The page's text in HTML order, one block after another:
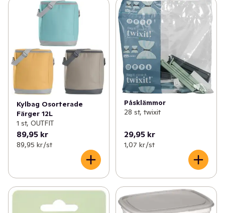
Kylbag Osorterade
Färger 12L
1 st, OUTFIT
89,95 kr
89,95 kr /st
Påsklämmor
28 st, twixit
29,95 kr
1,07 kr /st